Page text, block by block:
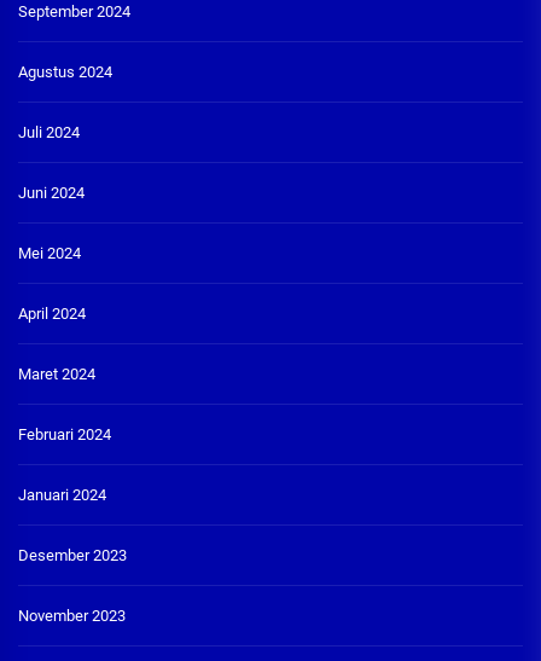
September 2024
Agustus 2024
Juli 2024
Juni 2024
Mei 2024
April 2024
Maret 2024
Februari 2024
Januari 2024
Desember 2023
November 2023